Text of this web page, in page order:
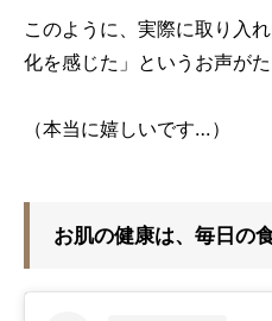
このように、実際に取り入
化を感じた」というお声がた
（本当に嬉しいです…）
お肌の健康は、毎日の